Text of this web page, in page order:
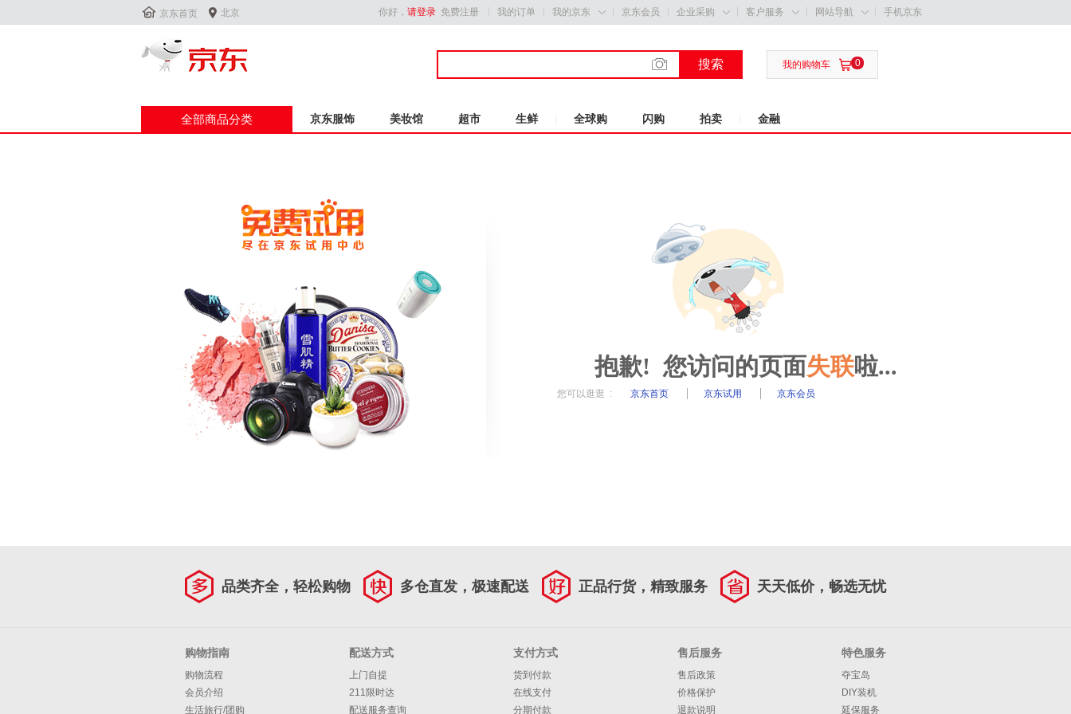
 京东首页  北京 你好， 请登录 免费注册 我的订单 我的京东  京东会员 企业采购  客户服务  网站导航  手机京东
搜索  0
我的购物车
全部商品分类 京东服饰 美妆馆 超市 生鲜 全球购 闪购 拍卖 金融
抱歉! 您访问的页面失联啦...
您可以逛逛 : 京东首页 京东试用 京东会员
品类齐全，轻松购物 多仓直发，极速配送 正品行货，精致服务 天天低价，畅选无忧
购物指南
购物流程
会员介绍
生活旅行/团购
配送方式
上门自提
211限时达
配送服务查询
支付方式
货到付款
在线支付
分期付款
售后服务
售后政策
价格保护
退款说明
特色服务
夺宝岛
DIY装机
延保服务